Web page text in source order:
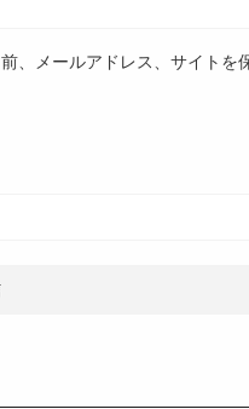
、メールアドレス、サイトを